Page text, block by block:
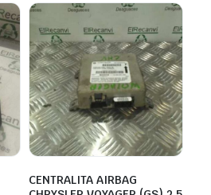
CENTRALITA AIRBAG